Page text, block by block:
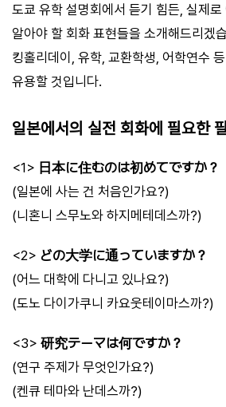
도쿄 유학 설명회에서 듣기 힘든, 실제
알아야 할 회화 표현들을 소개해드리겠
킹홀리데이, 유학, 교환학생, 어학연수
유용할 것입니다.
일본에서의 실전 회화에 필요한
<1> 日本に住むのは初めてですか？
(일본에 사는 건 처음인가요?)
(니혼니 스무노와 하지메테데스까?)
<2> どの大学に通っていますか？
(어느 대학에 다니고 있나요?)
(도노 다이가쿠니 카요웃테이마스까?)
<3> 研究テーマは何ですか？
(연구 주제가 무엇인가요?)
(켄큐 테마와 난데스까?)